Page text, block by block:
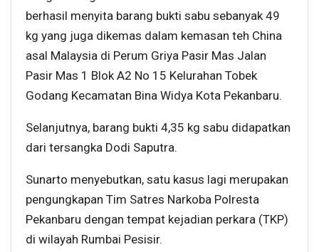
berhasil menyita barang bukti sabu sebanyak 49
kg yang juga dikemas dalam kemasan teh China
asal Malaysia di Perum Griya Pasir Mas Jalan
Pasir Mas 1 Blok A2 No 15 Kelurahan Tobek
Godang Kecamatan Bina Widya Kota Pekanbaru.
Selanjutnya, barang bukti 4,35 kg sabu didapatkan
dari tersangka Dodi Saputra.
Sunarto menyebutkan, satu kasus lagi merupakan
pengungkapan Tim Satres Narkoba Polresta
Pekanbaru dengan tempat kejadian perkara (TKP)
di wilayah Rumbai Pesisir.